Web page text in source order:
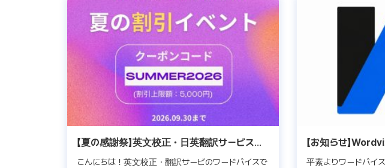
【夏の感謝祭】英文校正・日英翻訳サービスが
今だけ50%OFF！
こんにちは！英文校正・翻訳サービのワードバイスで
【お知らせ】
ご案内（
平素よりワードバイ